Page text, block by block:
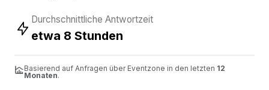
Durchschnittliche Antwortzeit
etwa 8 Stunden
Basierend auf Anfragen über Eventzone in den letzten 12
Monaten.